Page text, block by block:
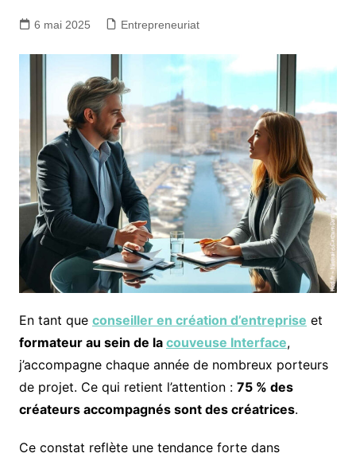
6 mai 2025 Entrepreneuriat
En tant que conseiller en création d’entreprise et
formateur au sein de la couveuse Interface,
j’accompagne chaque année de nombreux porteurs
de projet. Ce qui retient l’attention : 75 % des
créateurs accompagnés sont des créatrices.
Ce constat reflète une tendance forte dans